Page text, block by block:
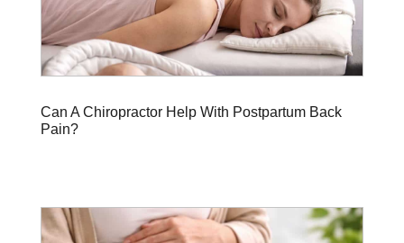
Can A Chiropractor Help With Postpartum Back
Pain?